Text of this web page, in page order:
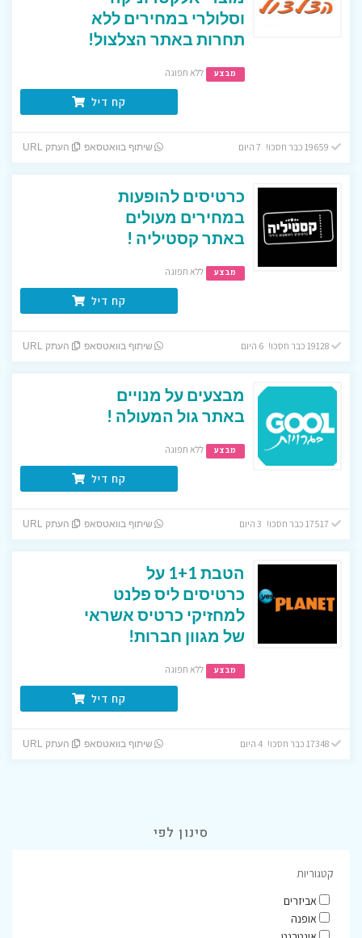
וסלולרי במחירים ללא
תחרות באתר הצלצול!
מבצע ללא תפוגה
קח דיל
שיתוף בוואטסאפ העתק URL
כרטיסים להופעות
במחירים מעולים
באתר קסטיליה !
מבצע ללא תפוגה
קח דיל
19128 כבר חסכו! 6 היום שיתוף בוואטסאפ העתק URL
מבצעים על מנויים
באתר גול המעולה !
מבצע ללא תפוגה
קח דיל
שיתוף בוואטסאפ העתק URL
הטבת 1+1 על
כרטיסים ליס פלנט
למחזיקי כרטיס אשראי
של מגוון חברות!
מבצע ללא תפוגה
קח דיל
17348 כבר חסכו! 4 היום שיתוף בוואטסאפ העתק URL
סינון לפי
קטגוריות
אביזרים
אופנה